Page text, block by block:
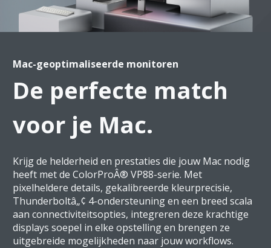
Mac-geoptimaliseerde monitoren
De perfecte match
voor je Mac.
Krijg de helderheid en prestaties die jouw Mac nodig
heeft met de ColorProÂ® VP88-serie. Met
pixelheldere details, gekalibreerde kleurprecisie,
Thunderboltâ„¢ 4-ondersteuning en een breed scala
aan connectiviteitsopties, integreren deze krachtige
displays soepel in elke opstelling en brengen ze
uitgebreide mogelijkheden naar jouw workflows.